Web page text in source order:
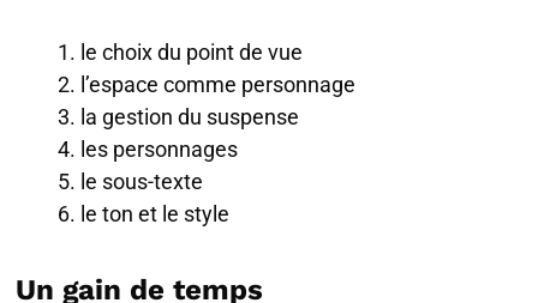
le choix du point de vue
l’espace comme personnage
la gestion du suspense
les personnages
le sous-texte
le ton et le style
Un gain de temps